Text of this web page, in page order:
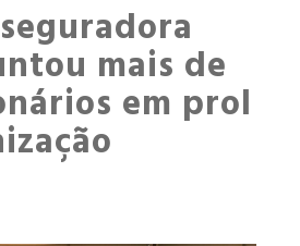
mais de
em prol